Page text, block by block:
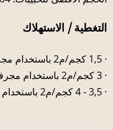
التغطية / الاستهلاك
· 1,5 كجم/م2 باستخدام مجرفة مسننة 4 مم
· 3 كجم/م2 باستخدام مجرفة مسننة 8 مم
· 3,5 - 4 كجم/م2 باستخدام مجرفة مسننة 10 مم